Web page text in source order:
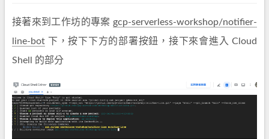
接著來到工作坊的專案 gcp-serverless-workshop/notifier-
line-bot 下，按下下方的部署按鈕，接下來會進入 Cloud
Shell 的部分